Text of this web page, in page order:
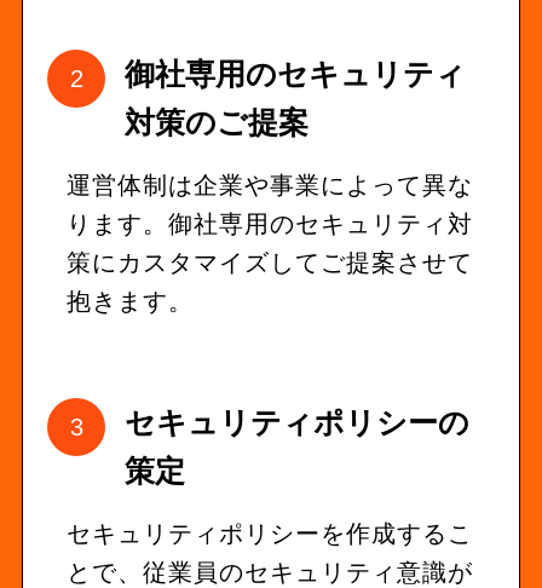
御社専用のセキュリティ
対策のご提案
運営体制は企業や事業によって異な
ります。御社専用のセキュリティ対
策にカスタマイズしてご提案させて
抱きます。
セキュリティポリシーの
策定
セキュリティポリシーを作成するこ
とで、従業員のセキュリティ意識が